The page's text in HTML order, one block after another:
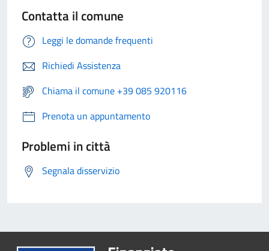
Contatta il comune
Leggi le domande frequenti
Richiedi Assistenza
Chiama il comune +39 085 920116
Prenota un appuntamento
Problemi in città
Segnala disservizio